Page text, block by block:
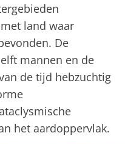
land waar
De
mannen en de
de tijd hebzuchtig
het aardoppervlak.